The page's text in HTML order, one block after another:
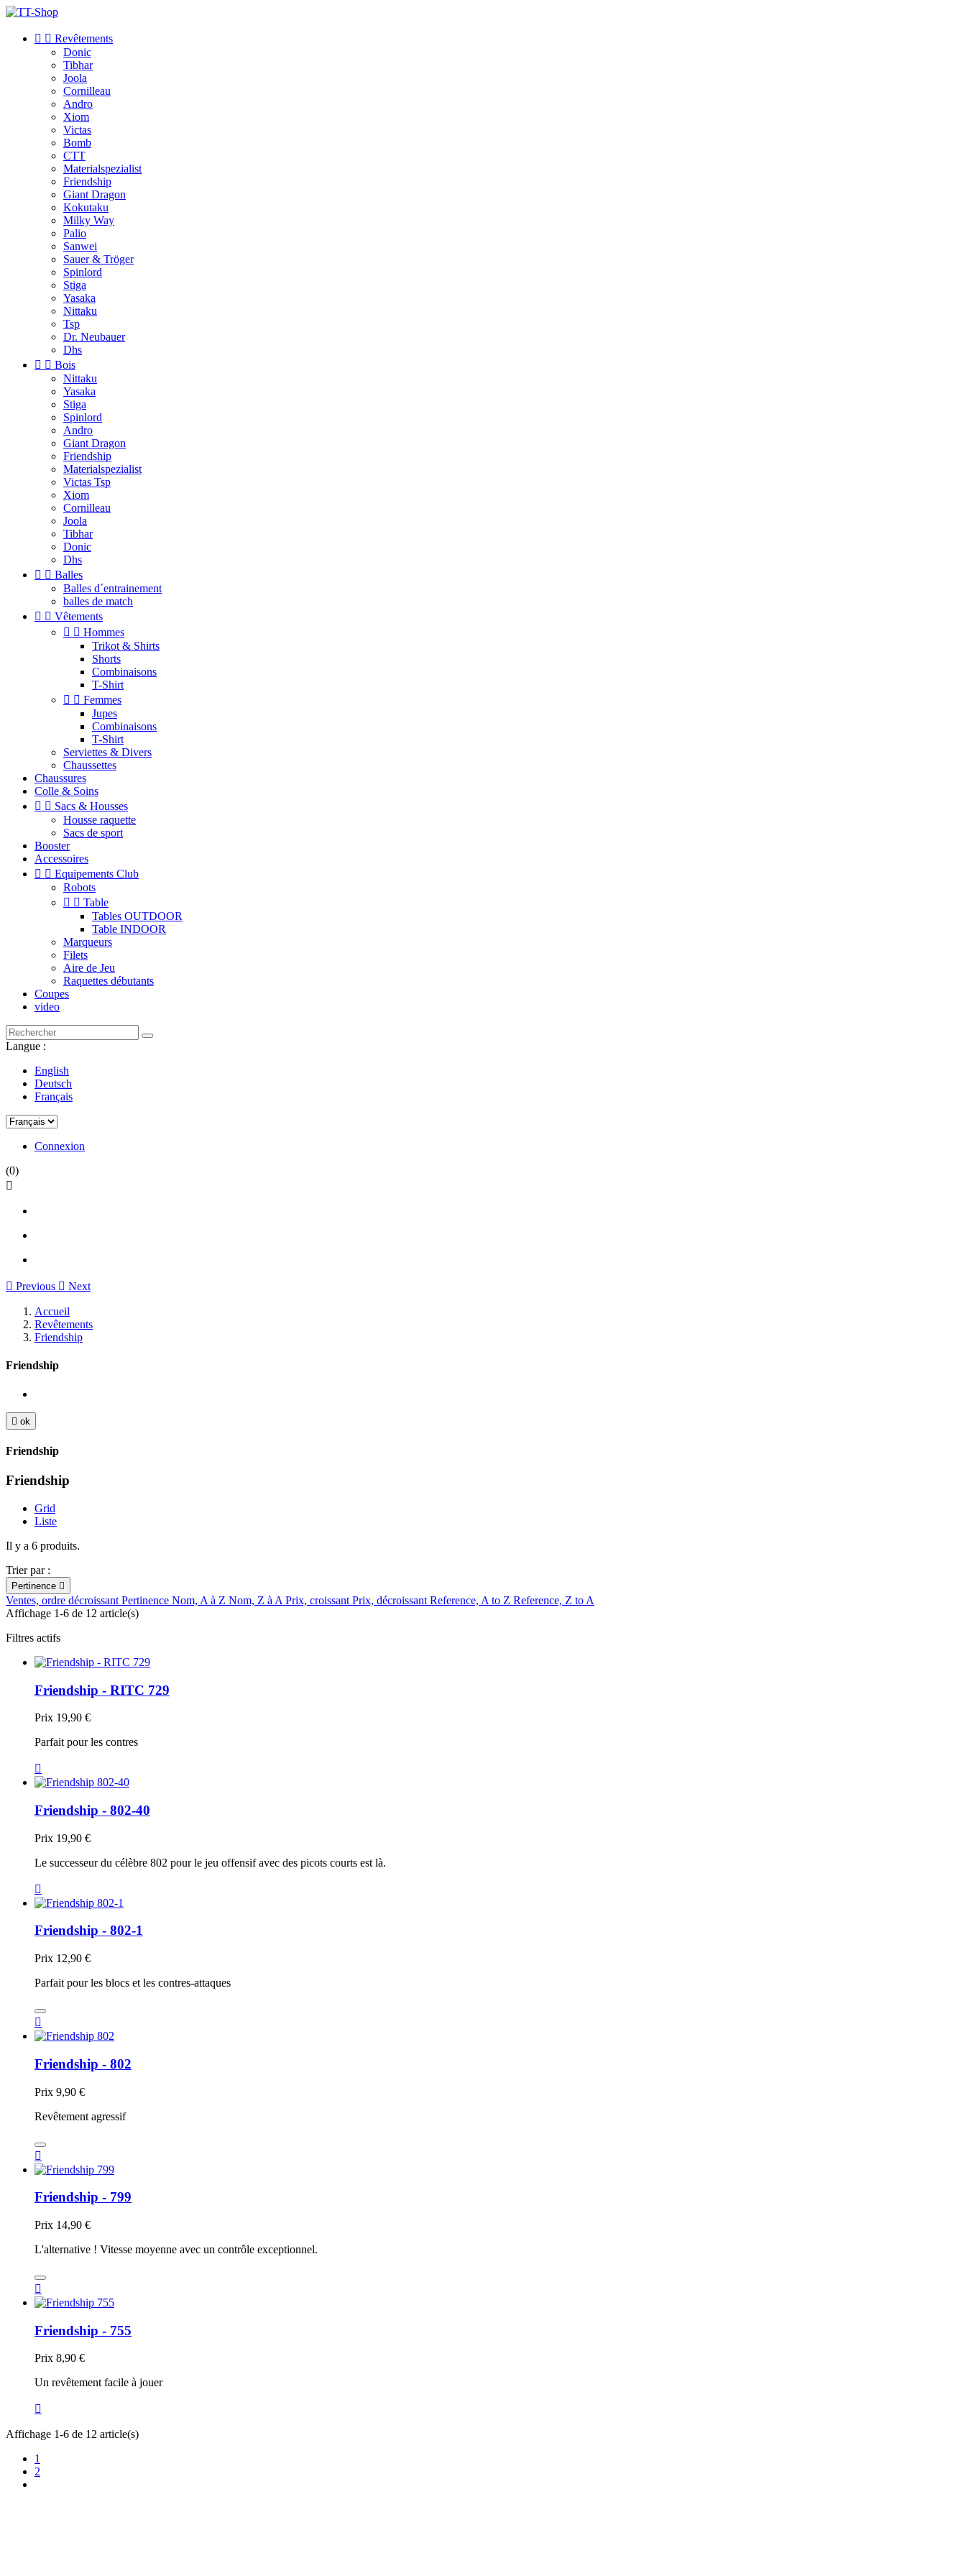
  Revêtements
Donic
Tibhar
Joola
Cornilleau
Andro
Xiom
Victas
Bomb
CTT
Materialspezialist
Friendship
Giant Dragon
Kokutaku
Milky Way
Palio
Sanwei
Sauer & Tröger
Spinlord
Stiga
Yasaka
Nittaku
Tsp
Dr. Neubauer
Dhs
  Bois
Nittaku
Yasaka
Stiga
Spinlord
Andro
Giant Dragon
Friendship
Materialspezialist
Victas Tsp
Xiom
Cornilleau
Joola
Tibhar
Donic
Dhs
  Balles
Balles d´entrainement
balles de match
  Vêtements
  Hommes
Trikot & Shirts
Shorts
Combinaisons
T-Shirt
  Femmes
Jupes
Combinaisons
T-Shirt
Serviettes & Divers
Chaussettes
Chaussures
Colle & Soins
  Sacs & Housses
Housse raquette
Sacs de sport
Booster
Accessoires
  Equipements Club
Robots
  Table
Tables OUTDOOR
Table INDOOR
Marqueurs
Filets
Aire de Jeu
Raquettes débutants
Coupes
video
Langue :
English
Deutsch
Français
Connexion
(0)

 Previous  Next
Accueil
Revêtements
Friendship
Friendship
 ok
Friendship
Friendship
Grid
Liste
Il y a 6 produits.
Trier par :
Pertinence 
Ventes, ordre décroissant Pertinence Nom, A à Z Nom, Z à A Prix, croissant Prix, décroissant Reference, A to Z Reference, Z to A
Affichage 1-6 de 12 article(s)
Filtres actifs
Friendship - RITC 729
Prix 19,90 €
Parfait pour les contres

Friendship - 802-40
Prix 19,90 €
Le successeur du célèbre 802 pour le jeu offensif avec des picots courts est là.

Friendship - 802-1
Prix 12,90 €
Parfait pour les blocs et les contres-attaques

Friendship - 802
Prix 9,90 €
Revêtement agressif

Friendship - 799
Prix 14,90 €
L'alternative ! Vitesse moyenne avec un contrôle exceptionnel.

Friendship - 755
Prix 8,90 €
Un revêtement facile à jouer

Affichage 1-6 de 12 article(s)
1
2